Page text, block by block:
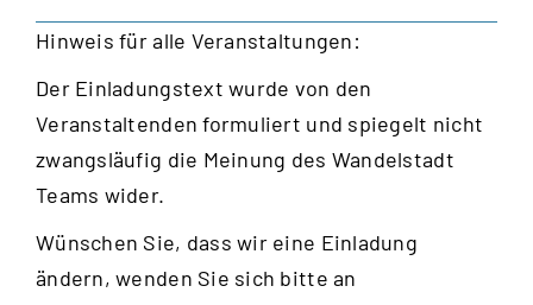
Hinweis für alle Veranstaltungen:
Der Einladungstext wurde von den
Veranstaltenden formuliert und spiegelt nicht
zwangsläufig die Meinung des Wandelstadt
Teams wider.
Wünschen Sie, dass wir eine Einladung
ändern, wenden Sie sich bitte an